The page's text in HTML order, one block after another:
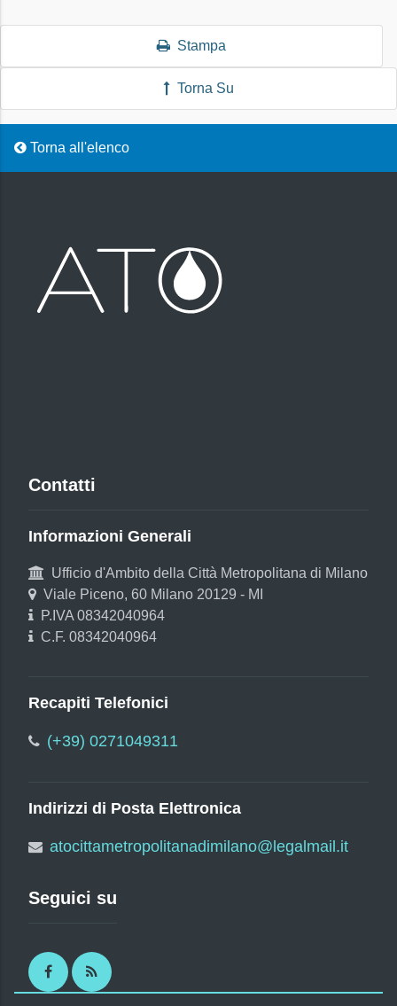
Stampa
Torna Su
Torna all'elenco
Contatti
Informazioni Generali
Ufficio d'Ambito della Città Metropolitana di Milano
Viale Piceno, 60 Milano 20129 - MI
P.IVA 08342040964
C.F. 08342040964
Recapiti Telefonici
(+39) 0271049311
Indirizzi di Posta Elettronica
atocittametropolitanadimilano@legalmail.it
Seguici su
FacebookRSS